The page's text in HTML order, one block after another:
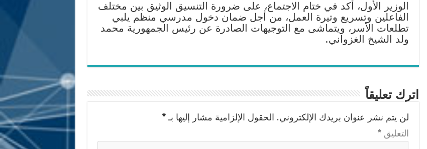
الوزير الأول، أكد في ختام الاجتماع، على ضرورة التنسيق الوثيق بين مختلف
الفاعلين وتسريع وتيرة العمل، من أجل ضمان دخول مدرسي منظم يلبي
تطلعات الأسر، ويتماشى مع التوجيهات الصادرة عن رئيس الجمهورية محمد
ولد الشيخ الغزواني.
اترك تعليقاً
لن يتم نشر عنوان بريدك الإلكتروني. الحقول الإلزامية مشار إليها بـ*
التعليق*